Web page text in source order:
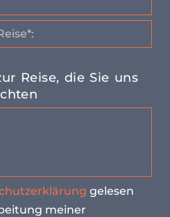
Reise, die Sie uns
gelesen
meiner